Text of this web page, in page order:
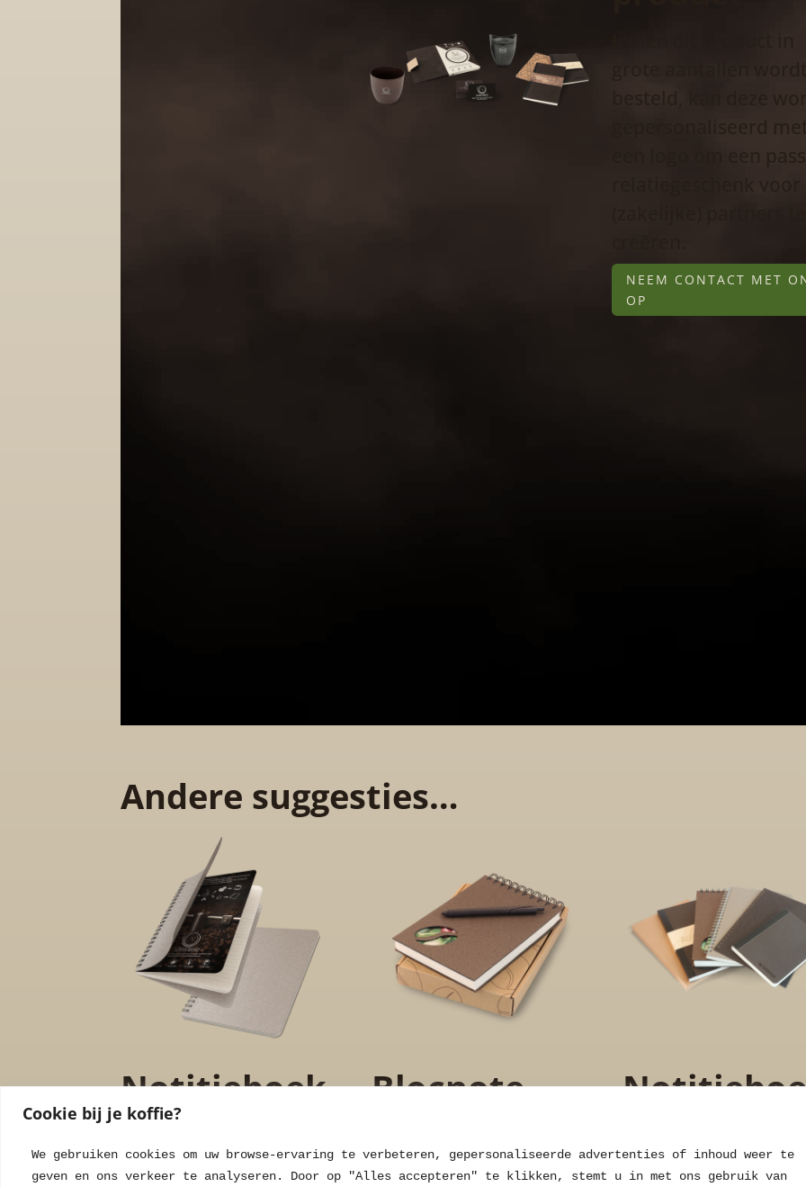
Cookie bij je koffie?
We gebruiken cookies om uw browse-ervaring te verbeteren, gepersonaliseerde advertenties of inhoud weer te
geven en ons verkeer te analyseren. Door op "Alles accepteren" te klikken, stemt u in met ons gebruik van
NEEM CONTACT MET
OP
Andere suggesties…
Notitieboek
Cafea
Blocnote
Arabica
en Sample